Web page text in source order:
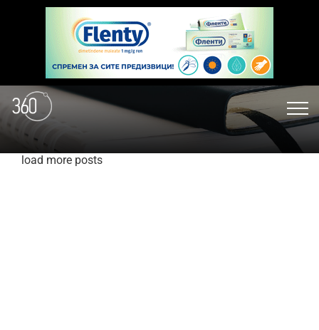
load more posts